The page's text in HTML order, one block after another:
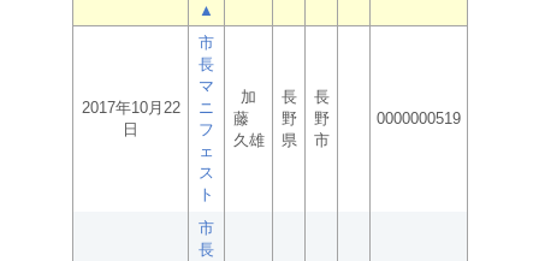
▲
2017年10月22
日
市
長
マ
ニ
フ
ェ
ス
ト
加
藤
久雄
長
野
県
長
野
市
0000000519
市
長